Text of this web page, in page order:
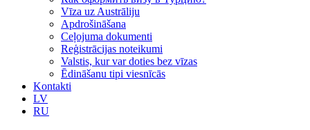
Vīza uz Austrāliju
Apdrošināšana
Ceļojuma dokumenti
Reģistrācijas noteikumi
Valstis, kur var doties bez vīzas
Ēdināšanu tipi viesnīcās
Kontakti
LV
RU